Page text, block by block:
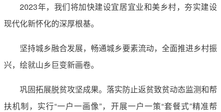
2023年，我们将加快建设宜居宜业和美乡村，夯实建设
现代化新怀化的深厚根基。
坚持城乡融合发展，畅通城乡要素流动，全面推进乡村振
兴，绘就山乡巨变新画卷。
巩固拓展脱贫攻坚成果。落实防止返贫致贫动态监测和帮
扶机制，实行“一户一画像”，开展一户一策“套餐式”精准帮